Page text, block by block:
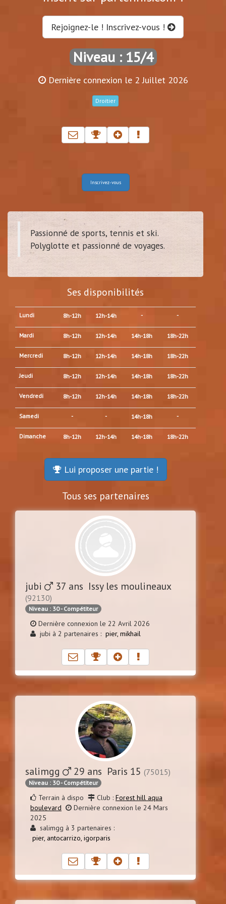
Rejoignez-le ! Inscrivez-vous !
Niveau : 15/4
Dernière connexion le 2 Juillet 2026
Droitier
Inscrivez-vous
Passionné de sports, tennis et ski.
Polyglotte et passionné de voyages.
Ses disponibilités
Lundi 8h-12h 12h-14h - -
Mardi 8h-12h 12h-14h 14h-18h 18h-22h
Mercredi 8h-12h 12h-14h 14h-18h 18h-22h
Jeudi 8h-12h 12h-14h 14h-18h 18h-22h
Vendredi 8h-12h 12h-14h 14h-18h 18h-22h
Samedi - - 14h-18h -
Dimanche 8h-12h 12h-14h 14h-18h 18h-22h
Lui proposer une partie !
Tous ses partenaires
jubi 37 ans Issy les moulineaux
(92130)
Niveau : 30 - Compétiteur
Dernière connexion le 22 Avril 2026
jubi à 2 partenaires : pier, mikhail
salimgg 29 ans Paris 15 (75015)
Niveau : 30 - Compétiteur
Terrain à dispo Club : Forest hill aqua
boulevard
Dernière connexion le 24 Mars
2025
salimgg à 3 partenaires :
pier, antocarrizo, igorparis